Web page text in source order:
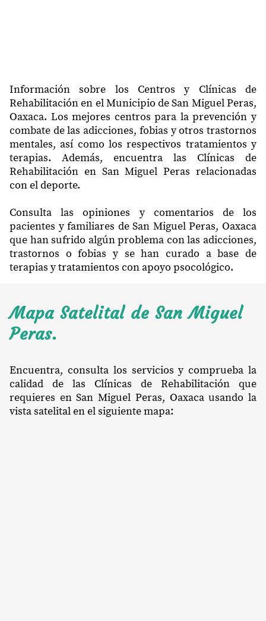
Información sobre los Centros y Clínicas de
Rehabilitación en el Municipio de San Miguel Peras,
Oaxaca. Los mejores centros para la prevención y
combate de las adicciones, fobias y otros trastornos
mentales, así como los respectivos tratamientos y
terapias. Además, encuentra las Clínicas de
Rehabilitación en San Miguel Peras relacionadas
con el deporte.
Consulta las opiniones y comentarios de los
pacientes y familiares de San Miguel Peras, Oaxaca
que han sufrido algún problema con las adicciones,
trastornos o fobias y se han curado a base de
terapias y tratamientos con apoyo psocológico.
Mapa Satelital de San Miguel
Peras.
Encuentra, consulta los servicios y comprueba la
calidad de las Clínicas de Rehabilitación que
requieres en San Miguel Peras, Oaxaca usando la
vista satelital en el siguiente mapa: